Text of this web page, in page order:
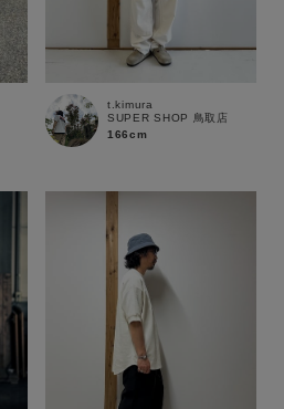
t.kimura
SUPER SHOP 鳥取店
166cm